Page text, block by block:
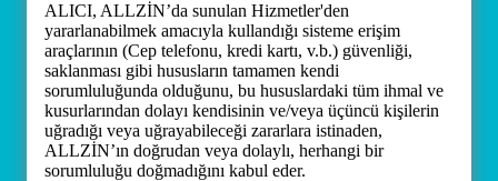
ALICI, ALLZİN’da sunulan Hizmetler'den
yararlanabilmek amacıyla kullandığı sisteme erişim
araçlarının (Cep telefonu, kredi kartı, v.b.) güvenliği,
saklanması gibi hususların tamamen kendi
sorumluluğunda olduğunu, bu hususlardaki tüm ihmal ve
kusurlarından dolayı kendisinin ve/veya üçüncü kişilerin
uğradığı veya uğrayabileceği zararlara istinaden,
ALLZİN’ın doğrudan veya dolaylı, herhangi bir
sorumluluğu doğmadığını kabul eder.